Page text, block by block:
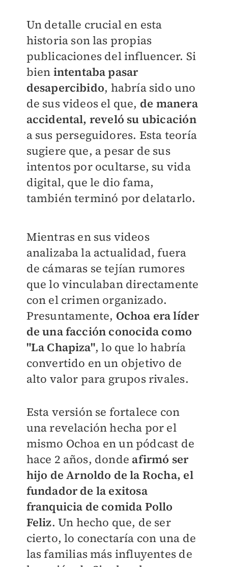
Un detalle crucial en esta
historia son las propias
publicaciones del influencer. Si
bien intentaba pasar
desapercibido, habría sido uno
de sus videos el que, de manera
accidental, reveló su ubicación
a sus perseguidores. Esta teoría
sugiere que, a pesar de sus
intentos por ocultarse, su vida
digital, que le dio fama,
también terminó por delatarlo.
Mientras en sus videos
analizaba la actualidad, fuera
de cámaras se tejían rumores
que lo vinculaban directamente
con el crimen organizado.
Presuntamente, Ochoa era líder
de una facción conocida como
"La Chapiza", lo que lo habría
convertido en un objetivo de
alto valor para grupos rivales.
Esta versión se fortalece con
una revelación hecha por el
mismo Ochoa en un pódcast de
hace 2 años, donde afirmó ser
hijo de Arnoldo de la Rocha, el
fundador de la exitosa
franquicia de comida Pollo
Feliz. Un hecho que, de ser
cierto, lo conectaría con una de
las familias más influyentes de